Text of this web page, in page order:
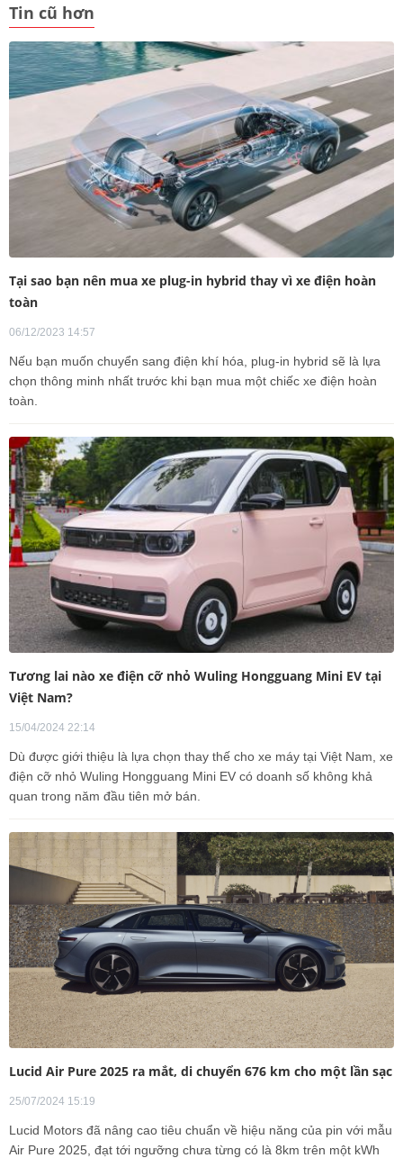
Tin cũ hơn
Tại sao bạn nên mua xe plug-in hybrid thay vì xe điện hoàn
toàn
06/12/2023 14:57
Nếu bạn muốn chuyển sang điện khí hóa, plug-in hybrid sẽ là lựa
chọn thông minh nhất trước khi bạn mua một chiếc xe điện hoàn
toàn.
Tương lai nào xe điện cỡ nhỏ Wuling Hongguang Mini EV tại
Việt Nam?
15/04/2024 22:14
Dù được giới thiệu là lựa chọn thay thế cho xe máy tại Việt Nam, xe
điện cỡ nhỏ Wuling Hongguang Mini EV có doanh số không khả
quan trong năm đầu tiên mở bán.
Lucid Air Pure 2025 ra mắt, di chuyển 676 km cho một lần sạc
25/07/2024 15:19
Lucid Motors đã nâng cao tiêu chuẩn về hiệu năng của pin với mẫu
Air Pure 2025, đạt tới ngưỡng chưa từng có là 8km trên một kWh